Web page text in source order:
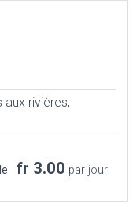
aux rivières,
fr 3.00 par jour